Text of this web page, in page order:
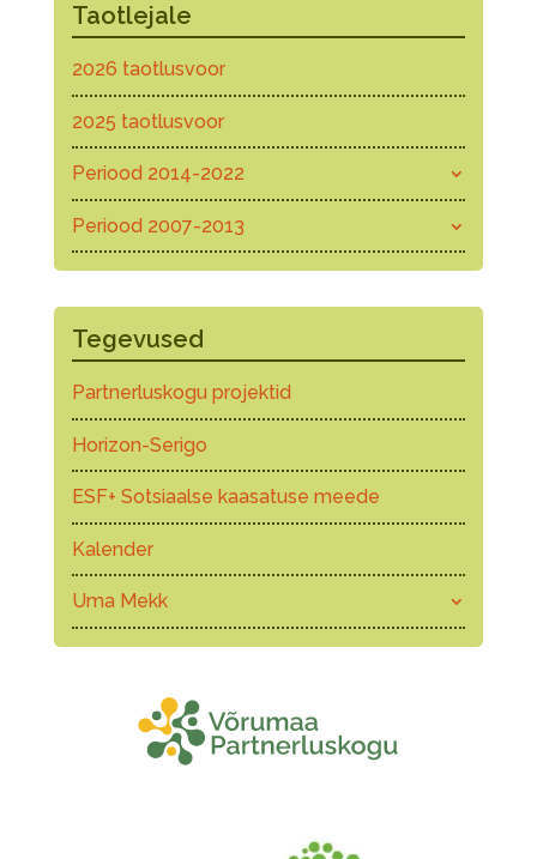
Taotlejale
2026 taotlusvoor
2025 taotlusvoor
Periood 2014-2022
Periood 2007-2013
Tegevused
Partnerluskogu projektid
Horizon-Serigo
ESF+ Sotsiaalse kaasatuse meede
Kalender
Uma Mekk